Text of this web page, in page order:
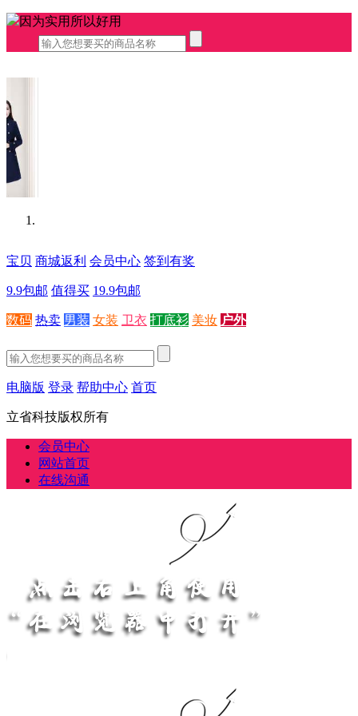
因为实用所以好用
宝贝 商城返利 会员中心 签到有奖
9.9包邮 值得买 19.9包邮
数码 热卖 男装 女装 卫衣 打底衫 美妆 户外
电脑版 登录 帮助中心 首页
立省科技版权所有
会员中心
网站首页
在线沟通